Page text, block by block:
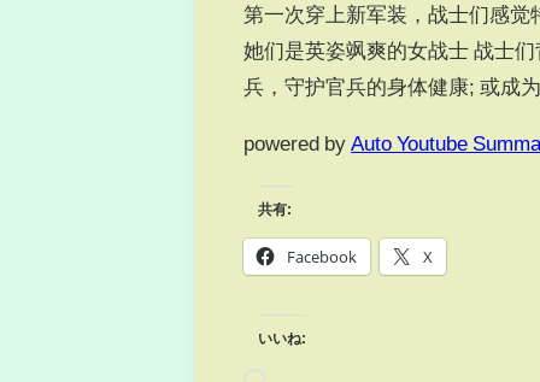
第一次穿上新军装，战士们感
她们是英姿飒爽的女战士 战士
兵，守护官兵的身体健康; 或成
powered by Auto Youtube
共有:
Facebook X
いいね: